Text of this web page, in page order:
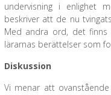
undervisning i enlighet
beskriver att de nu
Med andra ord, det finns
lärarnas berättelser som
Diskussion
Vi menar att